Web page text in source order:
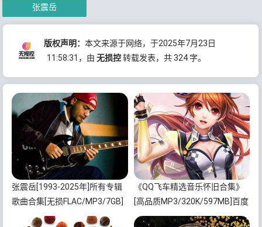
张震岳
版权声明：本文来源于网络，于2025年7月23日
11:58:31 ，由无损控转载发表，共 324 字。
张震岳[1993-2025年]所有专辑
歌曲合集[无损FLAC/MP3/7GB]
百度云网盘下载
《QQ飞车精选音乐怀旧合集》
[高品质MP3/320K/597MB]百度
云网盘下载